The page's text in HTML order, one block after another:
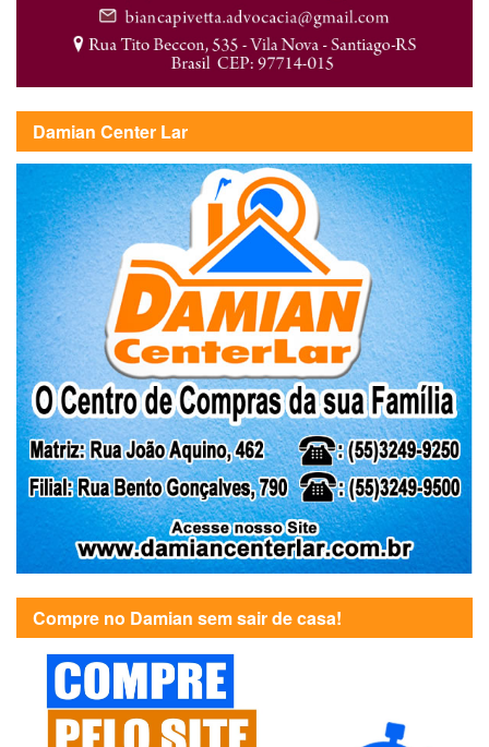
Damian Center Lar
Compre no Damian sem sair de casa!